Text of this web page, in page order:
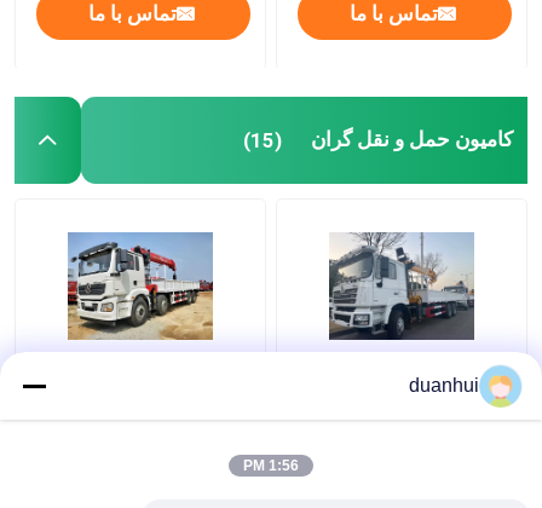
تماس با ما تماس با ما
کامیون حمل و نقل گران (15)
F3000 6x4 جرثقیل
کامیون یوروII
duanhui
1:56 PM